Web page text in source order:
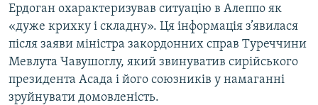
Ердоган охарактеризував ситуацію в Алеппо як
«дуже крихку і складну». Ця інформація з’явилася
після заяви міністра закордонних справ Туреччини
Мевлута Чавушоглу, який звинуватив сирійського
президента Асада і його союзників у намаганні
зруйнувати домовленість.